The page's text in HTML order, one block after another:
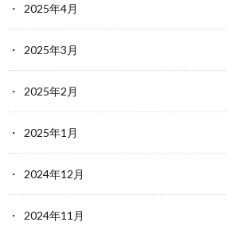
2025年4月
2025年3月
2025年2月
2025年1月
2024年12月
2024年11月